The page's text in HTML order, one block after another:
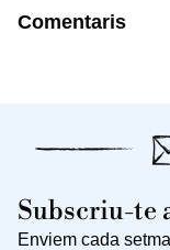
Comentaris
Subscriu-te
Enviem cada